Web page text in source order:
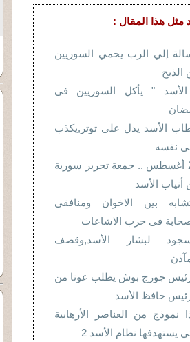
مثل هذا المقال :
إلي الرب يحمي السوريين
الذبح
" يأكل السوريين فى
الأسد يدل على توتر,يكذب
نفسه
26 أغسطس .. جمعة تحرير سورية
أنياب الأسد
بين الاخوان ومنافقى
فى حرب الاشاعات
لبشار الأسد,وقصف
جورج بوش يطلب عونا من
حافظ الأسد
نموذج من العناصر الأرهابية
يستهدفها نظام الأسد 2